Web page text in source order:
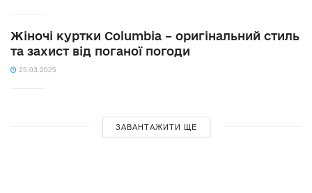
Жіночі куртки Columbia – оригінальний стиль
та захист від поганої погоди
25.03.2025
ЗАВАНТАЖИТИ ЩЕ